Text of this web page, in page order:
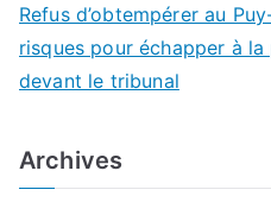
Refus d’obtempérer au
risques pour échapper à
devant le tribunal
Archives